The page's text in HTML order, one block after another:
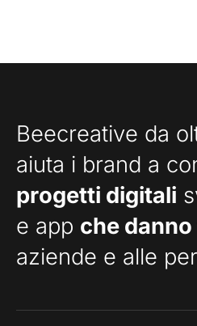
Beecreative da
aiuta i brand a
progetti digitali
e app che
aziende e alle